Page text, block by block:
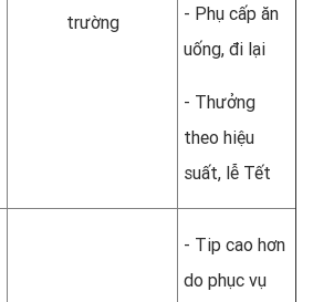
trường
- Phụ cấp ăn
uống, đi lại
- Thưởng
theo hiệu
suất, lễ Tết
- Tip cao hơn
do phục vụ